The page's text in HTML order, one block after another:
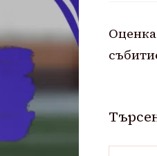
Оценка